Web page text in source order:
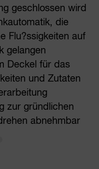
geschlossen wird
die
Flu?ssigkeiten auf
gelangen
Deckel für das
und Zutaten
zur gründlichen
abnehmbar